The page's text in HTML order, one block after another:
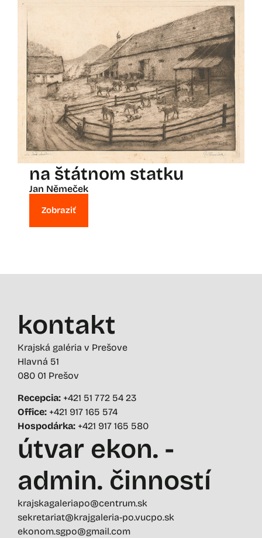
na štátnom statku
Jan Němeček
Zobraziť
kontakt
Krajská galéria v Prešove
Hlavná 51
080 01 Prešov
Recepcia: +421 51 772 54 23
Office: +421 917 165 574
Hospodárka: +421 917 165 580
útvar ekon. -
admin. činností
krajskagaleriapo@centrum.sk
sekretariat@krajgaleria-po.vucpo.sk
ekonom.sgpo@gmail.com